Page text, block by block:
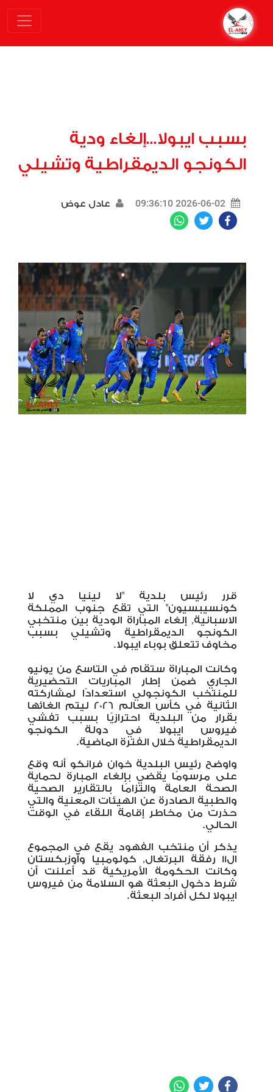
بسبب ايبولا...إلغاء ودية
الكونجو الديمقراطية وتشيلي
2026-06-02 09:36:10 عادل عوض
Facebook
Twitter
قرر رئيس بلدية "لا لينيا دي لا
كونسيبسيون" التي تقع جنوب المملكة
الاسبانية, إلغاء المباراة الودية بين منتخبي
الكونجو الديمقراطية وتشيلي بسبب
مخاوف تتعلق بوباء ايبولا.
وكانت المباراة ستقام في التاسع من يونيو
الجاري ضمن إطار المباريات التحضيرية
للمنتخب الكونجولي استعدادًا لمشاركته
الثانية في كأس العالم 2026 ليتم الغائها
بقرار من البلدية احترازيًا بسبب تفشي
فيروس ايبولا في دولة الكونجو
الديمقراطية خلال الفترة الماضية.
واوضح رئيس البلدية خوان فرانكو أنه وقع
على مرسومًا يقضي بإلغاء المبارة لحماية
الصحة العامة والتزامًا بالتقارير الصحية
والطبية الصادرة عن الهيئات المعنية والتي
حذرت من مخاطر إقامة اللقاء في الوقت
الحالي.
يذكر أن منتخب الفهود يقع في المجموع
ال11 رفقة البرتغال, كولومبيا وأوزبكستان
وكانت الحكومة الأمريكية قد أعلنت أن
شرط دخول البعثة هو السلامة من فيروس
ايبولا لكل أفراد البعثة.
Facebook
Twitter